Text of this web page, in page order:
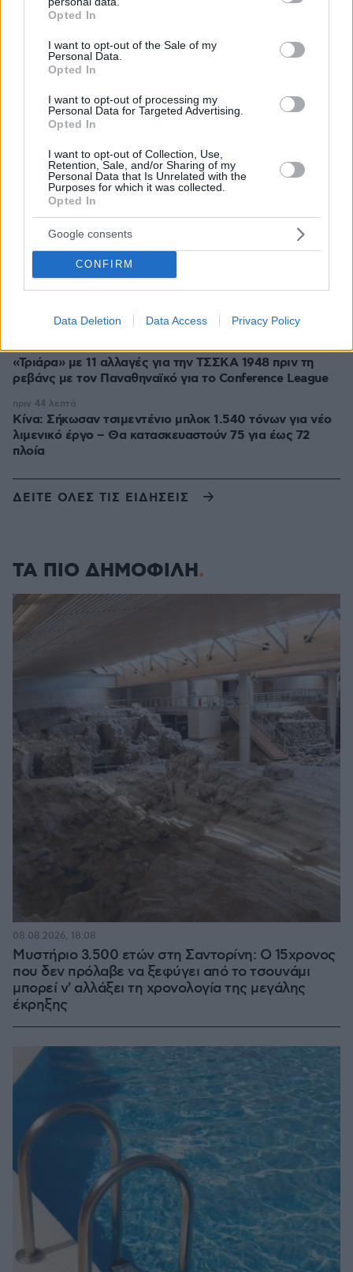
grant or deny consent to Google and its third-party tags to
use your data for below specified purposes in below Google
consent section.
Opted In
I want to opt-out of the Sale of my
Personal Data.
Opted In
I want to opt-out of processing my
Personal Data for Targeted Advertising.
Opted In
I want to opt-out of Collection, Use,
Retention, Sale, and/or Sharing of my
Personal Data that Is Unrelated with the
Purposes for which it was collected.
Opted In
Google consents
CONFIRM
Data Deletion Data Access Privacy Policy
Χανιά: 17χρονη κατήγγειλε ότι την κλείδωσε σε σπίτι
Χίος: 6 ανέγγιχτες παραλίες στη δυτική πλευρά της που
αξίζει να ανακαλύψετε
Οι «Πράσινες Μπότες»: 30 χρόνια μετά, το Έβερεστ
μπορεί να δώσει πίσω έναν από τους νεκρούς του
Χόρχε Μέσι: Ο εργάτης από το Ροσάριο που πήρε τον
13χρονο Λιονέλ από το χέρι και άλλαξε την ιστορία του
ποδοσφαίρου με μια υπογραφή σε... χαρτοπετσέτα
Συνελήφθη ανήλικος μαθητής στη Φλόριντα: Σχεδίαζε
ληστεία με φίλο του, βρέθηκαν αυτοσχέδια όπλα και
εκρηκτικοί μηχανισμοί στο δωμάτιό του
πριν 36 λεπτά
περιβάλλον
πριν 38 λεπτά
«Τριάρα» με 11 αλλαγές για την ΤΣΣΚΑ 1948 πριν τη
ρεβάνς με τον Παναθηναϊκό για το Conference League
πριν 42 λεπτά
Κίνα: Σήκωσαν τσιμεντένιο μπλοκ 1.540 τόνων για νέο
λιμενικό έργο – Θα κατασκευαστούν 75 για έως 72
πλοία
πριν 44 λεπτά
ΔΕΙΤΕ ΟΛΕΣ ΤΙΣ ΕΙΔΗΣΕΙΣ
ΤΑ ΠΙΟ ΔΗΜΟΦΙΛΗ
Μυστήριο 3.500 ετών στη Σαντορίνη: Ο 15χρονος
που δεν πρόλαβε να ξεφύγει από το τσουνάμι
μπορεί ν' αλλάξει τη χρονολογία της μεγάλης
έκρηξης
08.08.2026, 18:08